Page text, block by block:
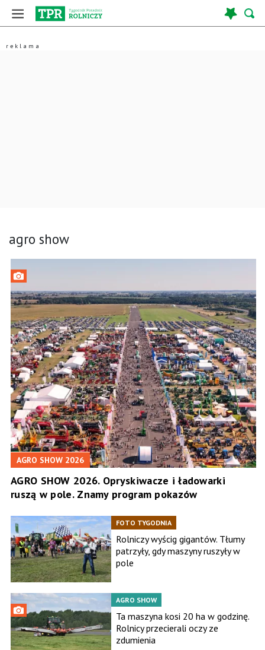
agro show
AGRO SHOW 2026
AGRO SHOW 2026. Opryskiwacze i ładowarki
ruszą w pole. Znamy program pokazów
FOTO TYGODNIA
Rolniczy wyścig gigantów. Tłumy
patrzyły, gdy maszyny ruszyły w
pole
AGRO SHOW
Ta maszyna kosi 20 ha w godzinę.
Rolnicy przecierali oczy ze
zdumienia